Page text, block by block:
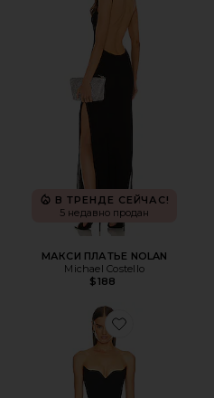
В ТРЕНДЕ СЕЙЧАС!
5 недавно продан
МАКСИ ПЛАТЬЕ NOLAN
Michael Costello
$188
Favorite ВЕЧЕРНЕЕ